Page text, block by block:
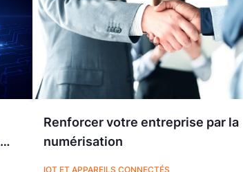
Renforcer votre entreprise par la
numérisation
UTILITIES
IOT ET APPAREILS CONNECTÉS